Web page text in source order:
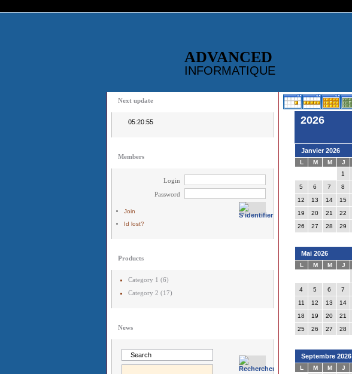
ADVANCED
INFORMATIQUE
Next update
05:20:55
Members
Login
Password
Join
Id lost?
Products
Category 1 (6)
Category 2 (17)
News
2026
Janvier 2026
L M M J
1
5
6 7 8
12
13 14 15
19
20 21 22
26
27 28 29
Mai 2026
L M M J
4
5 6 7
11
12 13 14
18
19 20 21
25
26 27 28
Septembre 2026
L M M J